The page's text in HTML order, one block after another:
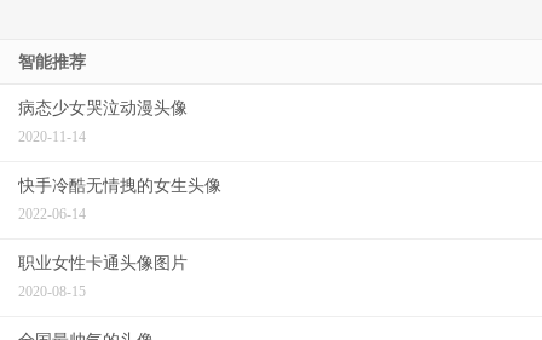
智能推荐
病态少女哭泣动漫头像
2020-11-14
快手冷酷无情拽的女生头像
2022-06-14
职业女性卡通头像图片
2020-08-15